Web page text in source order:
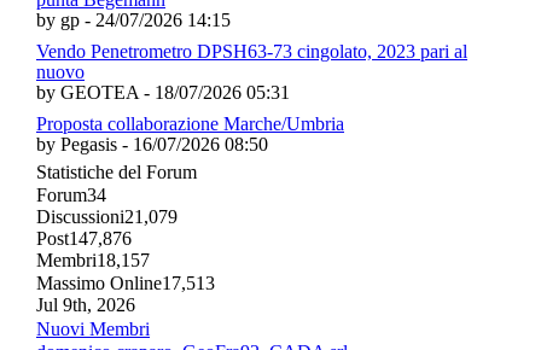
by gp - 24/07/2026 14:15
Vendo Penetrometro DPSH63-73 cingolato, 2023 pari al
nuovo
by GEOTEA - 18/07/2026 05:31
Proposta collaborazione Marche/Umbria
by Pegasis - 16/07/2026 08:50
Statistiche del Forum
Forum34
Discussioni21,079
Post147,876
Membri18,157
Massimo Online17,513
Jul 9th, 2026
Nuovi Membri